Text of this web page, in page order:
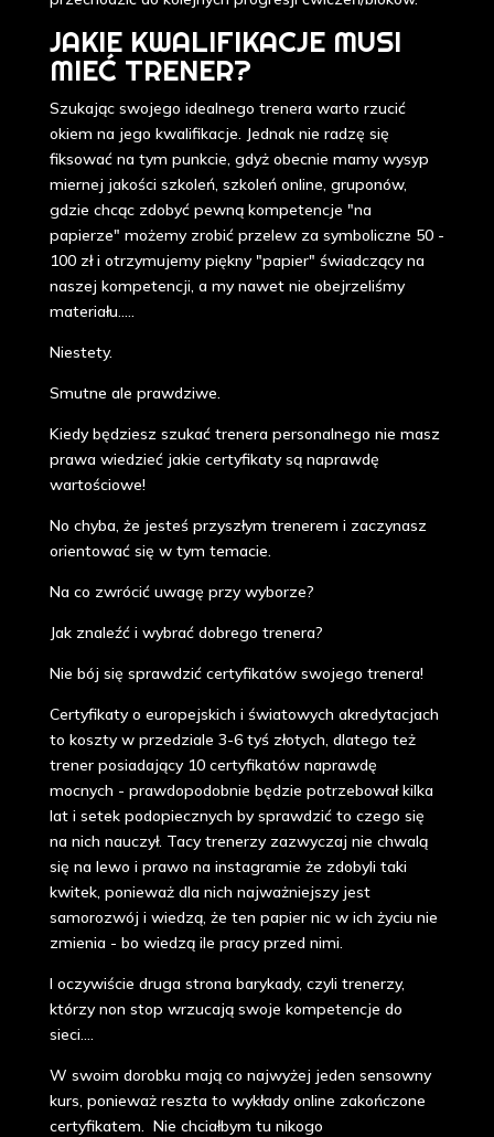
JAKIE KWALIFIKACJE MUSI
MIEĆ TRENER?
Szukając swojego idealnego trenera warto rzucić
okiem na jego kwalifikacje. Jednak nie radzę się
fiksować na tym punkcie, gdyż obecnie mamy wysyp
miernej jakości szkoleń, szkoleń online, gruponów,
gdzie chcąc zdobyć pewną kompetencje "na
papierze" możemy zrobić przelew za symboliczne 50 -
100 zł i otrzymujemy piękny "papier" świadczący na
naszej kompetencji, a my nawet nie obejrzeliśmy
materiału.....
Niestety.
Smutne ale prawdziwe.
Kiedy będziesz szukać trenera personalnego nie masz
prawa wiedzieć jakie certyfikaty są naprawdę
wartościowe!
No chyba, że jesteś przyszłym trenerem i zaczynasz
orientować się w tym temacie.
Na co zwrócić uwagę przy wyborze?
Jak znaleźć i wybrać dobrego trenera?
Nie bój się sprawdzić certyfikatów swojego trenera!
Certyfikaty o europejskich i światowych akredytacjach
to koszty w przedziale 3-6 tyś złotych, dlatego też
trener posiadający 10 certyfikatów naprawdę
mocnych - prawdopodobnie będzie potrzebował kilka
lat i setek podopiecznych by sprawdzić to czego się
na nich nauczył. Tacy trenerzy zazwyczaj nie chwalą
się na lewo i prawo na instagramie że zdobyli taki
kwitek, ponieważ dla nich najważniejszy jest
samorozwój i wiedzą, że ten papier nic w ich życiu nie
zmienia - bo wiedzą ile pracy przed nimi.
I oczywiście druga strona barykady, czyli trenerzy,
którzy non stop wrzucają swoje kompetencje do
sieci....
W swoim dorobku mają co najwyżej jeden sensowny
kurs, ponieważ reszta to wykłady online zakończone
certyfikatem. Nie chciałbym tu nikogo